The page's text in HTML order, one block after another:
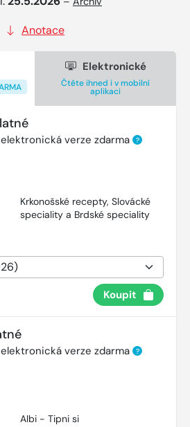
Anotace
Elektronické
Čtěte ihned i v mobilní
aplikaci
verze zdarma ?
Krkonošské recepty, Slovácké
speciality a Brdské speciality
Koupit
verze zdarma ?
Albi - Tipni si